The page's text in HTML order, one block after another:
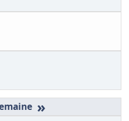
»